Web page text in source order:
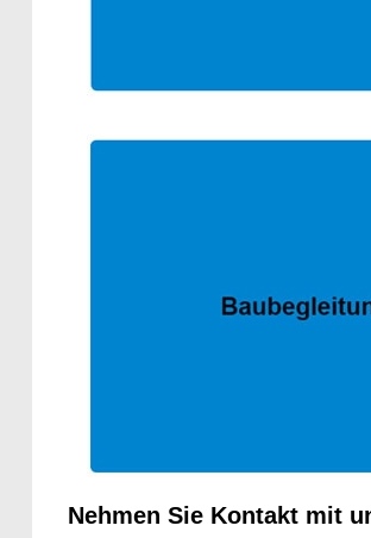
Nehmen Sie Kontakt mit